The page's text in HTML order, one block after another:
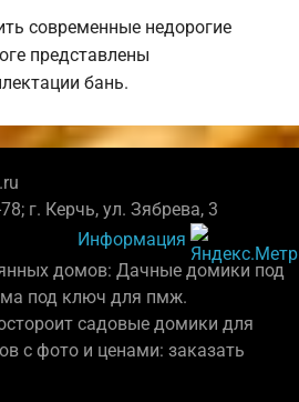
современные недорогие
представлены
бань.
г. Керчь, ул. Зябрева, 3
Информация
домов: Дачные домики под
под ключ для пмж.
садовые домики для
с фото и ценами: заказать